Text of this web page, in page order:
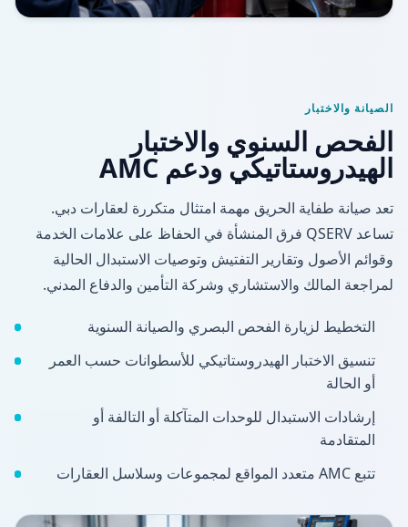
الصيانة والاختبار
الفحص السنوي والاختبار
الهيدروستاتيكي ودعم AMC
تعد صيانة طفاية الحريق مهمة امتثال متكررة لعقارات دبي.
تساعد QSERV فرق المنشأة في الحفاظ على علامات الخدمة
وقوائم الأصول وتقارير التفتيش وتوصيات الاستبدال الحالية
لمراجعة المالك والاستشاري وشركة التأمين والدفاع المدني.
التخطيط لزيارة الفحص البصري والصيانة السنوية
تنسيق الاختبار الهيدروستاتيكي للأسطوانات حسب العمر
أو الحالة
إرشادات الاستبدال للوحدات المتآكلة أو التالفة أو
المتقادمة
تتبع AMC متعدد المواقع لمجموعات وسلاسل العقارات